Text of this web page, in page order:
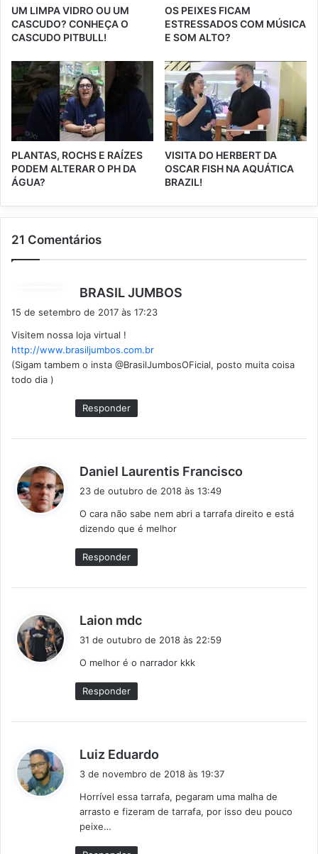
UM LIMPA VIDRO OU UM
CASCUDO? CONHEÇA O
CASCUDO PITBULL!
OS PEIXES FICAM
ESTRESSADOS COM MÚSICA
E SOM ALTO?
PLANTAS, ROCHS E RAÍZES
PODEM ALTERAR O PH DA
ÁGUA?
VISITA DO HERBERT DA
OSCAR FISH NA AQUÁTICA
BRAZIL!
21 Comentários
BRASIL JUMBOS
:
15 de setembro de 2017 às 17:23
Visitem nossa loja virtual !
http://www.brasiljumbos.com.br
(Sigam tambem o insta @BrasilJumbosOFicial, posto muita coisa
todo dia )
Responder
Daniel Laurentis Francisco
s
23 de outubro de 2018 às 13:49
O cara não sabe nem abri a tarrafa direito e está
dizendo que é melhor
Responder
Laion mdc
s
31 de outubro de 2018 às 22:59
O melhor é o narrador kkk
Responder
Luiz Eduardo
s
e
3 de novembro de 2018 às 19:37
Horrível essa tarrafa, pegaram uma malha de
arrasto e fizeram de tarrafa, por isso deu pouco
peixe…